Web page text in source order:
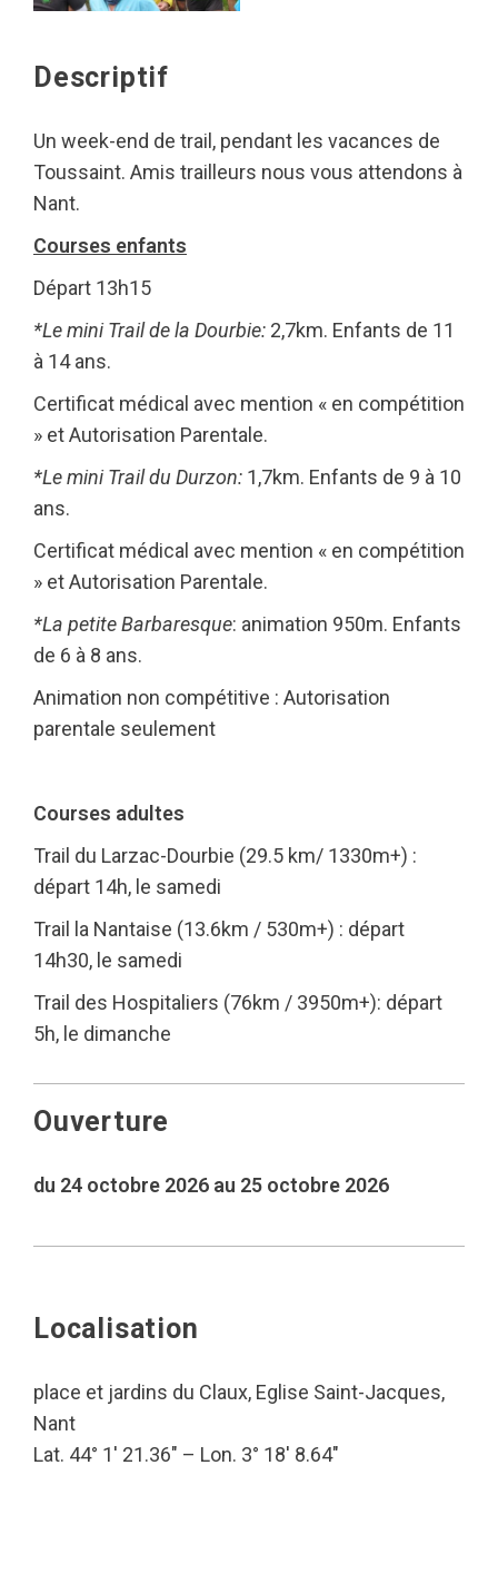
Descriptif
Un week-end de trail, pendant les vacances de
Toussaint. Amis trailleurs nous vous attendons à
Nant.
Courses enfants
Départ 13h15
*Le mini Trail de la Dourbie: 2,7km. Enfants de 11
à 14 ans.
Certificat médical avec mention « en compétition
» et Autorisation Parentale.
*Le mini Trail du Durzon: 1,7km. Enfants de 9 à 10
ans.
Certificat médical avec mention « en compétition
» et Autorisation Parentale.
*La petite Barbaresque: animation 950m. Enfants
de 6 à 8 ans.
Animation non compétitive : Autorisation
parentale seulement
Courses adultes
Trail du Larzac-Dourbie (29.5 km/ 1330m+) :
départ 14h, le samedi
Trail la Nantaise (13.6km / 530m+) : départ
14h30, le samedi
Trail des Hospitaliers (76km / 3950m+): départ
5h, le dimanche
Ouverture
du 24 octobre 2026 au 25 octobre 2026
Localisation
place et jardins du Claux, Eglise Saint-Jacques,
Nant
Lat. 44° 1′ 21.36″ – Lon. 3° 18′ 8.64″